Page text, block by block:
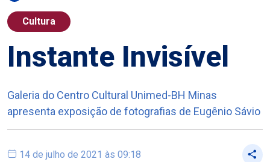
Cultura
Instante Invisível
Galeria do Centro Cultural Unimed-BH Minas
apresenta exposição de fotografias de Eugênio Sávio
14 de julho de 2021 às 09:18